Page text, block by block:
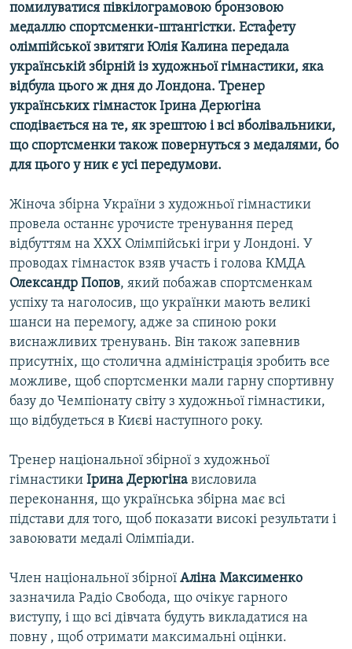
Усі сайти RFE/RL
помилуватися півкілограмовою бронзовою
медаллю спортсменки-штангістки. Естафету
олімпійської звитяги Юлія Калина передала
українській збірній із художньої гімнастики, яка
відбула цього ж дня до Лондона. Тренер
українських гімнасток Ірина Дерюгіна
сподівається на те, як зрештою і всі вболівальники,
що спортсменки також повернуться з медалями, бо
для цього у ник є усі передумови.
Жіноча збірна України з художньої гімнастики
провела останнє урочисте тренування перед
відбуттям на XXX Олімпійські ігри у Лондоні. У
проводах гімнасток взяв участь і голова КМДА
Олександр Попов, який побажав спортсменкам
успіху та наголосив, що українки мають великі
шанси на перемогу, адже за спиною роки
виснажливих тренувань. Він також запевнив
присутніх, що столична адміністрація зробить все
можливе, щоб спортсменки мали гарну спортивну
базу до Чемпіонату світу з художньої гімнастики,
що відбудеться в Києві наступного року.
Тренер національної збірної з художньої
гімнастики Ірина Дерюгіна висловила
переконання, що українська збірна має всі
підстави для того, щоб показати високі результати і
завоювати медалі Олімпіади.
Член національної збірної Аліна Максименко
зазначила Радіо Свобода, що очікує гарного
виступу, і що всі дівчата будуть викладатися на
повну , щоб отримати максимальні оцінки.
EMBED SHARE
Українських гімнасток провели до Лондона за медалями
відеоРадіо Свобода